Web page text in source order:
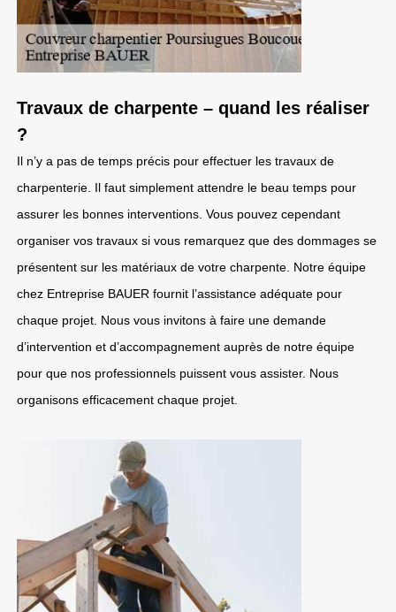
Travaux de charpente – quand les réaliser
?
Il n’y a pas de temps précis pour effectuer les travaux de
charpenterie. Il faut simplement attendre le beau temps pour
assurer les bonnes interventions. Vous pouvez cependant
organiser vos travaux si vous remarquez que des dommages se
présentent sur les matériaux de votre charpente. Notre équipe
chez Entreprise BAUER fournit l’assistance adéquate pour
chaque projet. Nous vous invitons à faire une demande
d’intervention et d’accompagnement auprès de notre équipe
pour que nos professionnels puissent vous assister. Nous
organisons efficacement chaque projet.